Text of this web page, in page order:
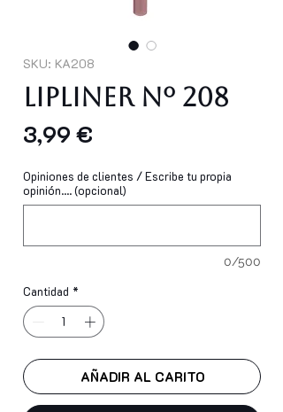
SKU: KA208
Lipliner Nº 208
3,99 €
Opiniones de clientes / Escribe tu propia
opinión.... (opcional)
0/500
Cantidad *
AÑADIR AL CARITO